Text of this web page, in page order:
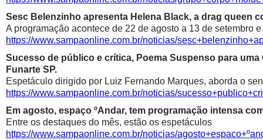
Sesc Belenzinho apresenta Helena Black, a drag queen
A programação acontece de 22 de agosto a 13 de setembro
https://www.sampaonline.com.br/noticias/
Sucesso de público e crítica, Poema Suspenso para
Funarte SP.
Espetáculo dirigido por Luiz Fernando Marques, aborda o
https://www.sampaonline.com.br/noticias/
Em agosto, espaço ºAndar, tem programação intensa
Entre os destaques do mês, estão os espetáculos
https://www.sampaonline.com.br/noticias/